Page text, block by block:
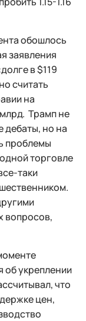
обошлось
заявления
в $119
считать
на
Трамп не
дебаты, но на
проблемы
торговле
таки
вопросов,
об укреплении
что
цен,